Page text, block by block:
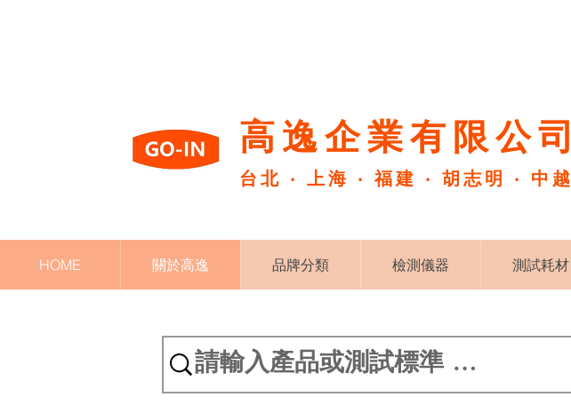
高逸企業有限公司​
台北 ‧ 上海 ‧ 福建 ‧ 胡志明 ‧ 中越
HOME 關於高逸 品牌分類 檢測儀器 測試耗材